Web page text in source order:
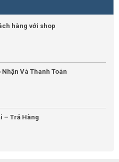
hàng với shop
Và Thanh Toán
– Trả Hàng